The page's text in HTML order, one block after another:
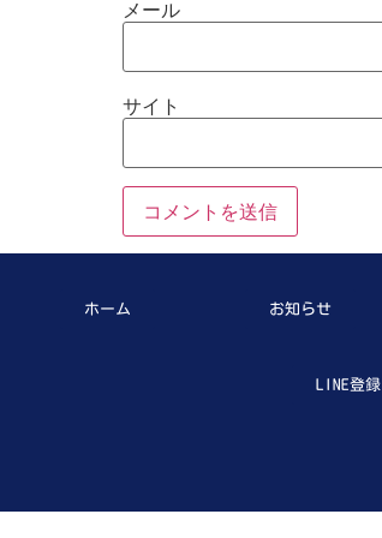
メール
サイト
ホーム お知らせ
LINE登録